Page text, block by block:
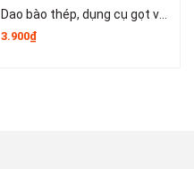
3.900₫